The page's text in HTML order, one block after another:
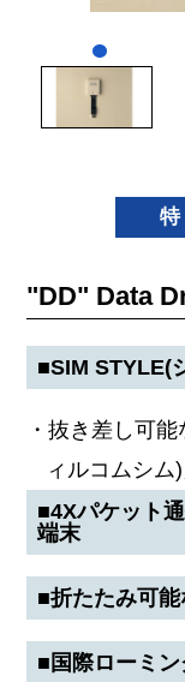
"DD" Data
■SIM STYLE(
・抜き差し可
ィルコムシム
■4Xパケット
端末
■折たたみ可
■国際ローミ